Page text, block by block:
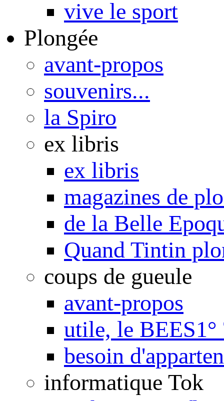
vive le sport
Plongée
avant-propos
souvenirs...
la Spiro
ex libris
ex libris
magazines de
de la Belle
Quand Tintin
coups de gueule
avant-propos
utile, le BEES1°
besoin
informatique Tok